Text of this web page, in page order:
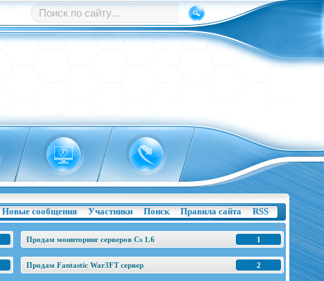
Новые сообщения Участники Поиск Правила сайта RSS
1
Продам мониторинг серверов Cs 1.6
2
Продам Fantastic War3FT сервер